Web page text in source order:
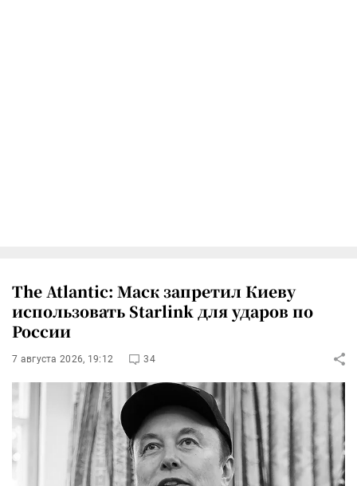
The Atlantic: Маск запретил Киеву
использовать Starlink для ударов по
России
7 августа 2026, 19:12 34